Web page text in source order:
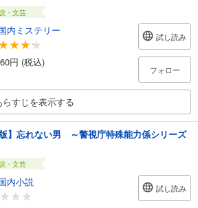
・文芸
内ミステリー
円 (税込)
試し読み
フォロー
らすじを表示する
版】忘れない男 ～警視庁特殊能力係シリーズ
・文芸
内小説
試し読み